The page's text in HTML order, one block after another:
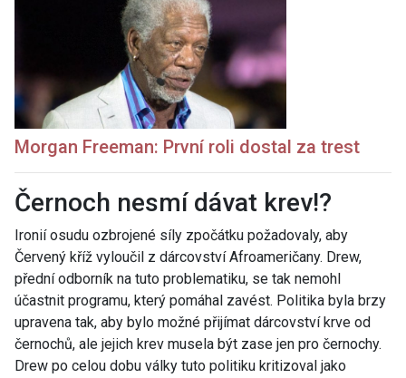
Morgan Freeman: První roli dostal za trest
Černoch nesmí dávat krev!?
Ironií osudu ozbrojené síly zpočátku požadovaly, aby
Červený kříž vyloučil z dárcovství Afroameričany. Drew,
přední odborník na tuto problematiku, se tak nemohl
účastnit programu, který pomáhal zavést. Politika byla brzy
upravena tak, aby bylo možné přijímat dárcovství krve od
černochů, ale jejich krev musela být zase jen pro černochy.
Drew po celou dobu války tuto politiku kritizoval jako